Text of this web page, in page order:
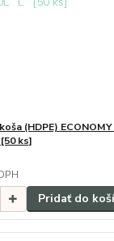
(HDPE)
ks]
Pridať do